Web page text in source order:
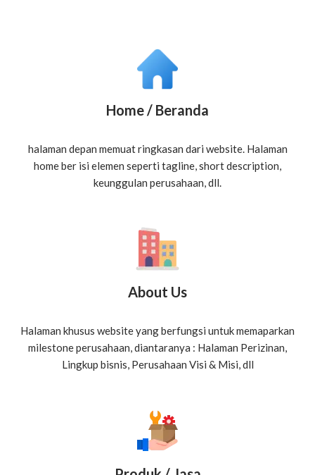
Home / Beranda
halaman depan memuat ringkasan dari website. Halaman
home ber isi elemen seperti tagline, ​short description,
keunggulan perusahaan, dll.
About Us
Halaman khusus website yang berfungsi untuk memaparkan
milestone perusahaan, diantaranya : Halaman Perizinan,
Lingkup bisnis, Perusahaan Visi & Misi, dll